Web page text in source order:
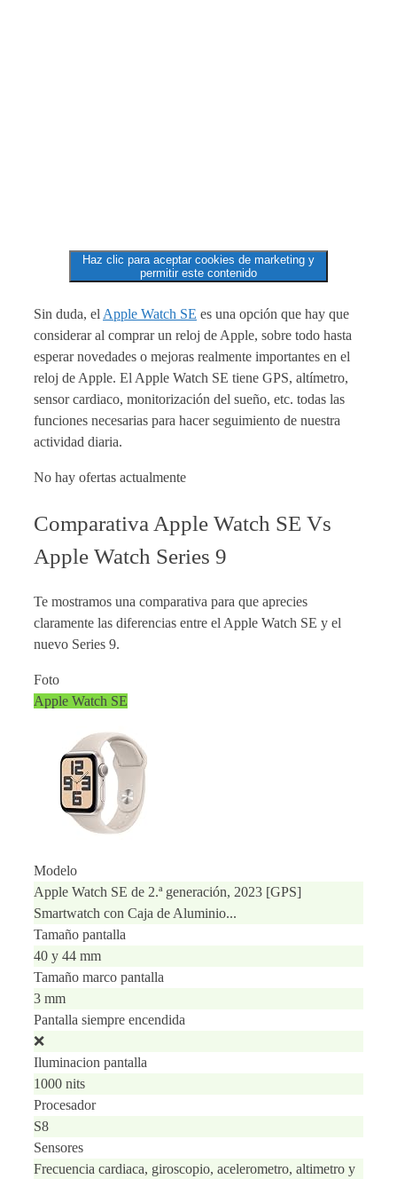
Haz clic para aceptar cookies de marketing y
permitir este contenido
Sin duda, el Apple Watch SE es una opción que hay que
considerar al comprar un reloj de Apple, sobre todo hasta
esperar novedades o mejoras realmente importantes en el
reloj de Apple. El Apple Watch SE tiene GPS, altímetro,
sensor cardiaco, monitorización del sueño, etc. todas las
funciones necesarias para hacer seguimiento de nuestra
actividad diaria.
No hay ofertas actualmente
Comparativa Apple Watch SE Vs
Apple Watch Series 9
Te mostramos una comparativa para que aprecies
claramente las diferencias entre el Apple Watch SE y el
nuevo Series 9.
Foto
Apple Watch SE
Modelo
Apple Watch SE de 2.ª generación, 2023 [GPS]
Smartwatch con Caja de Aluminio...
Tamaño pantalla
40 y 44 mm
Tamaño marco pantalla
3 mm
Pantalla siempre encendida
❌
Iluminacion pantalla
1000 nits
Procesador
S8
Sensores
Frecuencia cardiaca, giroscopio, acelerometro, altimetro y